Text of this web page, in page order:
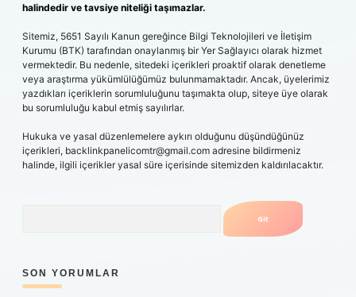
halindedir ve tavsiye niteliği taşımazlar.
Sitemiz, 5651 Sayılı Kanun gereğince Bilgi Teknolojileri ve İletişim
Kurumu (BTK) tarafından onaylanmış bir Yer Sağlayıcı olarak hizmet
vermektedir. Bu nedenle, sitedeki içerikleri proaktif olarak denetleme
veya araştırma yükümlülüğümüz bulunmamaktadır. Ancak, üyelerimiz
yazdıkları içeriklerin sorumluluğunu taşımakta olup, siteye üye olarak
bu sorumluluğu kabul etmiş sayılırlar.
Hukuka ve yasal düzenlemelere aykırı olduğunu düşündüğünüz
içerikleri, backlinkpanelicomtr@gmail.com adresine bildirmeniz
halinde, ilgili içerikler yasal süre içerisinde sitemizden kaldırılacaktır.
SON YORUMLAR